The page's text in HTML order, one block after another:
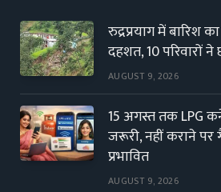
रुद्रप्रयाग में
दहशत, 10 परिवारों
AUGUST 9, 2026
15 अगस्त तक LPG
जरूरी, नहीं कराने
प्रभावित
AUGUST 9, 2026